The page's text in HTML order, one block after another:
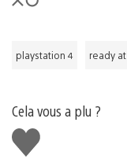
playstation 4 ready
Cela vous a plu ?
J'aime